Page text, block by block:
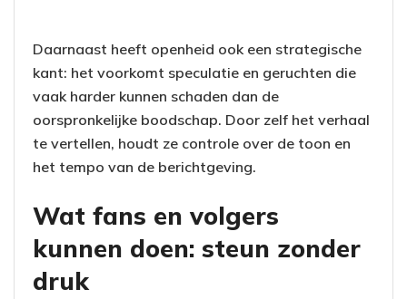
Daarnaast heeft openheid ook een strategische
kant: het voorkomt speculatie en geruchten die
vaak harder kunnen schaden dan de
oorspronkelijke boodschap. Door zelf het verhaal
te vertellen, houdt ze controle over de toon en
het tempo van de berichtgeving.
Wat fans en volgers
kunnen doen: steun zonder
druk